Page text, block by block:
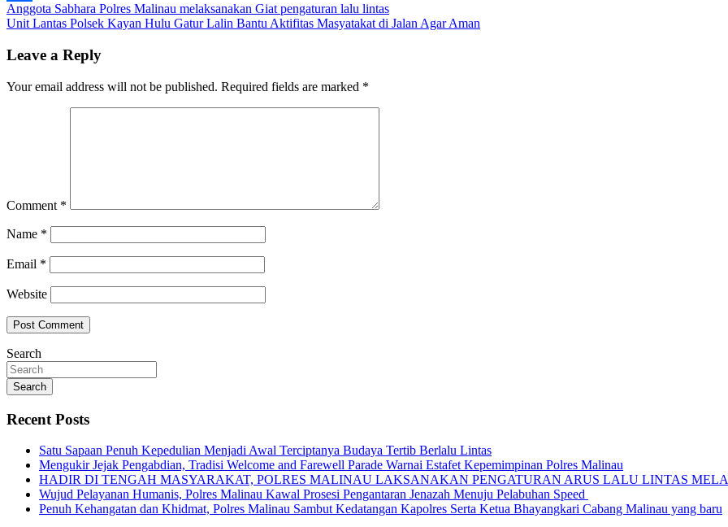
Share
Post
navigation
Anggota Sabhara Polres Malinau melaksanakan Giat pengaturan lalu lintas
Unit Lantas Polsek Kayan Hulu Gatur Lalin Bantu Aktifitas Masyatakat di Jalan Agar Aman
Leave a Reply
Your email address will not be published. Required fields are marked *
Comment *
Name *
Email *
Website
Search
Search
Recent Posts
Satu Sapaan Penuh Kepedulian Menjadi Awal Terciptanya Budaya Tertib Berlalu Lintas
Mengukir Jejak Pengabdian, Tradisi Welcome and Farewell Parade Warnai Estafet Kepemimpinan Polres Malinau
HADIR DI TENGAH MASYARAKAT, POLRES MALINAU LAKSANAKAN PENGATURAN ARUS LALU LINTAS
Wujud Pelayanan Humanis, Polres Malinau Kawal Prosesi Pengantaran Jenazah Menuju Pelabuhan Speed
Penuh Kehangatan dan Khidmat, Polres Malinau Sambut Kedatangan Kapolres Serta Ketua Bhayangkari Cabang Malinau yang baru